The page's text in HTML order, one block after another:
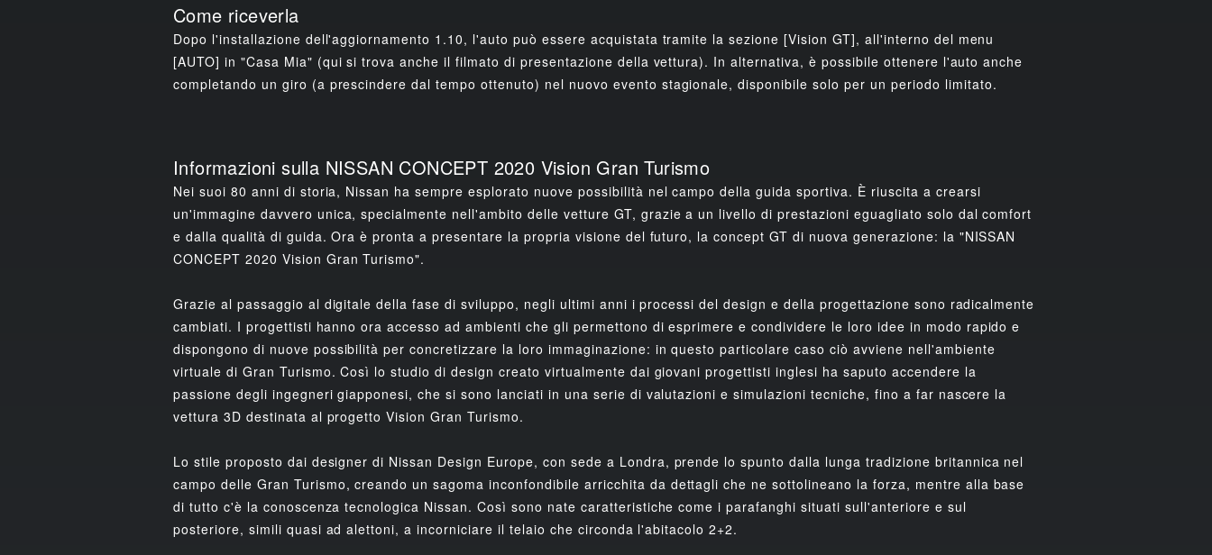
Come riceverla
Dopo l'installazione dell'aggiornamento 1.10, l'auto può essere acquistata tramite la sezione [Vision GT], all'interno del menu
[AUTO] in "Casa Mia" (qui si trova anche il filmato di presentazione della vettura). In alternativa, è possibile ottenere l'auto anche
completando un giro (a prescindere dal tempo ottenuto) nel nuovo evento stagionale, disponibile solo per un periodo limitato.
Informazioni sulla NISSAN CONCEPT 2020 Vision Gran Turismo
Nei suoi 80 anni di storia, Nissan ha sempre esplorato nuove possibilità nel campo della guida sportiva. È riuscita a crearsi
un'immagine davvero unica, specialmente nell'ambito delle vetture GT, grazie a un livello di prestazioni eguagliato solo dal comfort
e dalla qualità di guida. Ora è pronta a presentare la propria visione del futuro, la concept GT di nuova generazione: la "NISSAN
CONCEPT 2020 Vision Gran Turismo".
Grazie al passaggio al digitale della fase di sviluppo, negli ultimi anni i processi del design e della progettazione sono radicalmente
cambiati. I progettisti hanno ora accesso ad ambienti che gli permettono di esprimere e condividere le loro idee in modo rapido e
dispongono di nuove possibilità per concretizzare la loro immaginazione: in questo particolare caso ciò avviene nell'ambiente
virtuale di Gran Turismo. Così lo studio di design creato virtualmente dai giovani progettisti inglesi ha saputo accendere la
passione degli ingegneri giapponesi, che si sono lanciati in una serie di valutazioni e simulazioni tecniche, fino a far nascere la
vettura 3D destinata al progetto Vision Gran Turismo.
Lo stile proposto dai designer di Nissan Design Europe, con sede a Londra, prende lo spunto dalla lunga tradizione britannica nel
campo delle Gran Turismo, creando un sagoma inconfondibile arricchita da dettagli che ne sottolineano la forza, mentre alla base
di tutto c'è la conoscenza tecnologica Nissan. Così sono nate caratteristiche come i parafanghi situati sull'anteriore e sul
posteriore, simili quasi ad alettoni, a incorniciare il telaio che circonda l'abitacolo 2+2.